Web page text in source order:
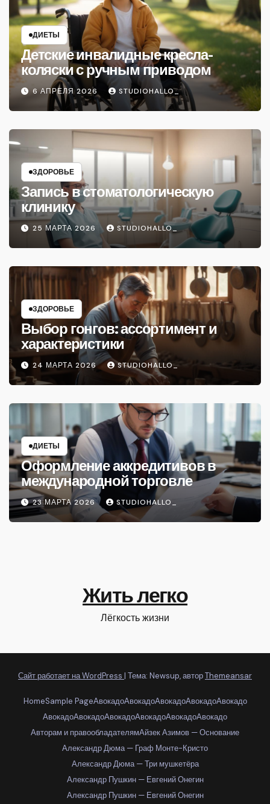
ДИЕТЫ
Детские инвалидные кресла-
коляски с ручным приводом
6 АПРЕЛЯ 2026 STUDIOHALLO_
ЗДОРОВЬЕ
Запись в стоматологическую
клинику
25 МАРТА 2026 STUDIOHALLO_
ЗДОРОВЬЕ
Выбор гонгов: ассортимент и
характеристики
24 МАРТА 2026 STUDIOHALLO_
ДИЕТЫ
Оформление аккредитивов в
международной торговле
23 МАРТА 2026 STUDIOHALLO_
Жить легко
Лёгкость жизни
Сайт работает на WordPress | Тема: Newsup, авторThemeansar
HomeSample PageАвокадоАвокадоАвокадоАвокадоАвокадо
АвокадоАвокадоАвокадоАвокадоАвокадоАвокадо
Авторам и правообладателямАйзек Азимов — Основание
Александр Дюма — Граф Монте-Кристо
Александр Дюма — Три мушкетёра
Александр Пушкин — Евгений Онегин
Александр Пушкин — Евгений Онегин